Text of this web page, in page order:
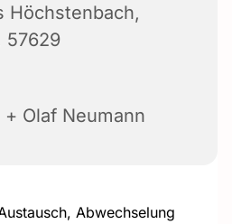
Höchstenbach,
57629
Olaf Neumann
Abwechselung